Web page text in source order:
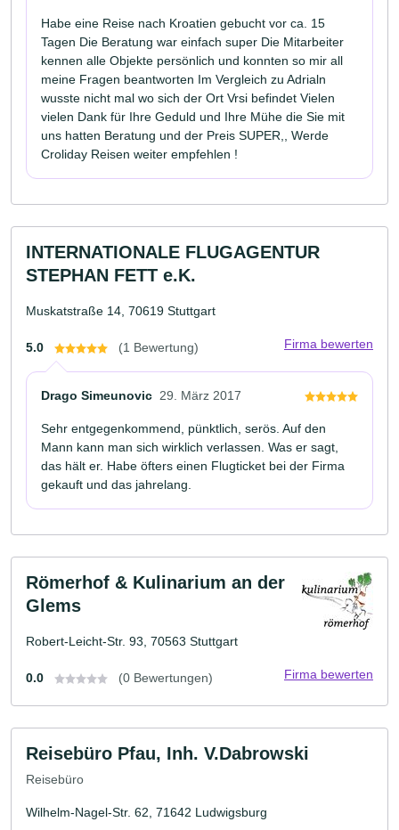
Habe eine Reise nach Kroatien gebucht vor ca. 15
Tagen Die Beratung war einfach super Die Mitarbeiter
kennen alle Objekte persönlich und konnten so mir all
meine Fragen beantworten Im Vergleich zu Adrialn
wusste nicht mal wo sich der Ort Vrsi befindet Vielen
vielen Dank für Ihre Geduld und Ihre Mühe die Sie mit
uns hatten Beratung und der Preis SUPER,, Werde
Croliday Reisen weiter empfehlen !
INTERNATIONALE FLUGAGENTUR
STEPHAN FETT e.K.
Muskatstraße 14, 70619 Stuttgart
5.0 (1 Bewertung) Firma bewerten
Drago Simeunovic 29. März 2017
Sehr entgegenkommend, pünktlich, serös. Auf den
Mann kann man sich wirklich verlassen. Was er sagt,
das hält er. Habe öfters einen Flugticket bei der Firma
gekauft und das jahrelang.
Römerhof & Kulinarium an der
Glems
Robert-Leicht-Str. 93, 70563 Stuttgart
0.0 (0 Bewertungen) Firma bewerten
Reisebüro Pfau, Inh. V.Dabrowski
Reisebüro
Wilhelm-Nagel-Str. 62, 71642 Ludwigsburg